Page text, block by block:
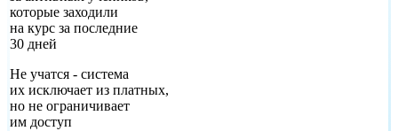
которые заходили
на курс за последние
30 дней
Не учатся - система
их исключает из платных,
но не ограничивает
им доступ